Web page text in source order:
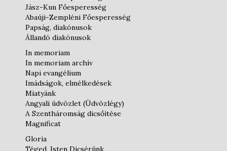
Jász-Kun Főesperesség
Abaúji-Zempléni Főesperesség
Papság, diakónusok
Állandó diakónusok
In memoriam
In memoriam archív
Napi evangélium
Imádságok, elmélkedések
Miatyánk
Angyali üdvözlet (Üdvözlégy)
A Szentháromság dicsőítése
Magnificat
Gloria
Téged, Isten Dicsérünk